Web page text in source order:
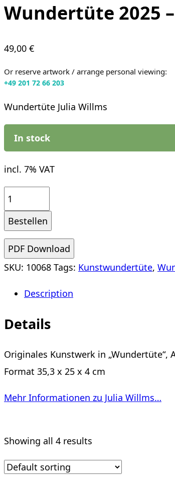
navigation
Wundertüte 2025
49,00 €
Or reserve artwork / arrange personal viewing:
+49 201 72 66 203
Wundertüte Julia Willms
In stock
incl. 7% VAT
Wundertüte
2025
-
Julia
Willms
Bestellen
PDF Download
SKU: 10068 Tags: Kunstwundertüte,
Description
Details
Originales Kunstwerk in „Wundertüte“,
Format 35,3 x 25 x 4 cm
Mehr Informationen zu Julia Willms…
Showing all 4 results